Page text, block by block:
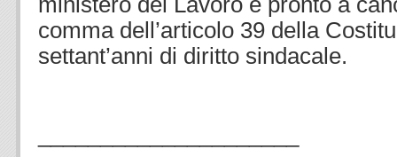
comma dell’articolo 39 della
settant’anni di diritto sindacale.